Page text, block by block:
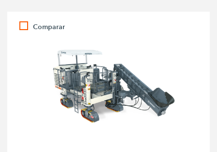
Comparar